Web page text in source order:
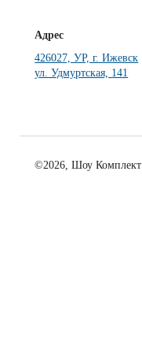
Адрес
426027, УР, г. Ижевск
ул. Удмуртская, 141
©2026, Шоу Комплект